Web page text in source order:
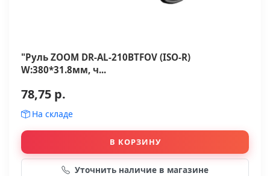
"Руль ZOOM DR-AL-210BTFOV (ISO-R)
W:380*31.8мм, ч...
78,75 р.
На складе
В КОРЗИНУ
Уточнить наличие в магазине